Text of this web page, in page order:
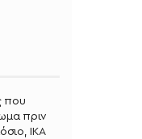
που
πριν
ΙΚΑ